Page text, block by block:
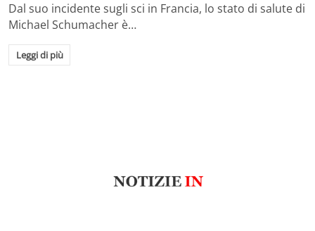
Dal suo incidente sugli sci in Francia, lo stato di salute di
Michael Schumacher è…
Leggi di più